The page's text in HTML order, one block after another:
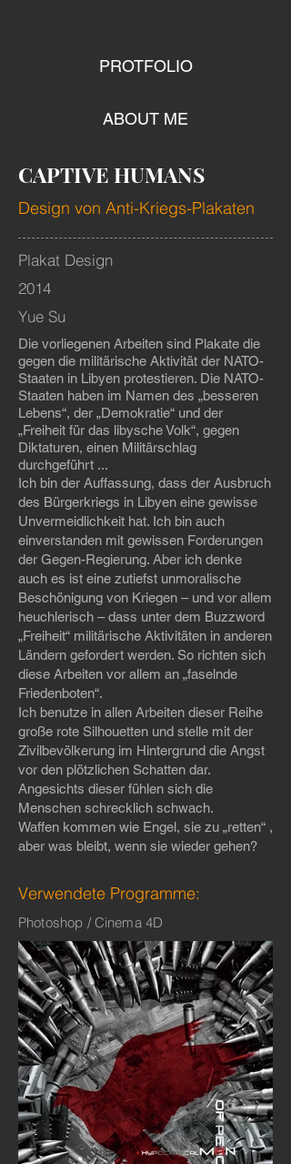
PROTFOLIO
ABOUT ME
CAPTIVE HUMANS
Design von Anti-Kriegs-Plakaten
Plakat Design
2014
Yue Su
Die vorliegenen Arbeiten sind Plakate die
gegen die militärische Aktivität der NATO-
Staaten in Libyen protestieren. Die NATO-
Staaten haben im Namen des „besseren
Lebens“, der „Demokratie“ und der
„Freiheit für das libysche Volk“, gegen
Diktaturen, einen Militärschlag
durchgeführt ...
Ich bin der Auffassung, dass der Ausbruch
des Bürgerkriegs in Libyen eine gewisse
Unvermeidlichkeit hat. Ich bin auch
einverstanden mit gewissen Forderungen
der Gegen-Regierung. Aber ich denke
auch es ist eine zutiefst unmoralische
Beschönigung von Kriegen – und vor allem
heuchlerisch – dass unter dem Buzzword
„Freiheit“ militärische Aktivitäten in anderen
Ländern gefordert werden. So richten sich
diese Arbeiten vor allem an „faselnde
Friedenboten“.
Ich benutze in allen Arbeiten dieser Reihe
große rote Silhouetten und stelle mit der
Zivilbevölkerung im Hintergrund die Angst
vor den plötzlichen Schatten dar.
Angesichts dieser fühlen sich die
Menschen schrecklich schwach.
Waffen kommen wie Engel, sie zu „retten“ ,
aber was bleibt, wenn sie wieder gehen?
Verwendete Programme:
Photoshop / Cinema 4D